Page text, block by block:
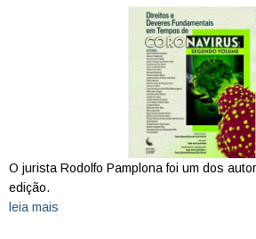
O jurista Rodolfo Pamplona foi um dos
edição.
leia mais